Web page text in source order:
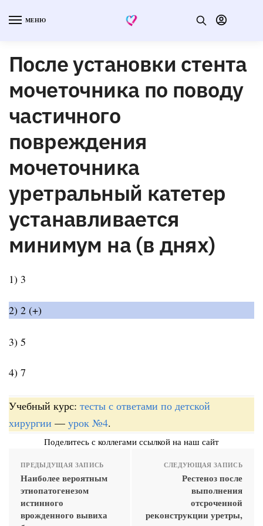
МЕНЮ
После установки стента
мочеточника по поводу
частичного
повреждения
мочеточника
уретральный катетер
устанавливается
минимум на (в днях)
1) 3
2) 2 (+)
3) 5
4) 7
Учебный курс: тесты с ответами по детской
хирургии — урок №4.
Поделитесь с коллегами ссылкой на наш сайт
ПРЕДЫДУЩАЯ ЗАПИСЬ
Наиболее вероятным
этиопатогенезом
истинного
врожденного вывиха
СЛЕДУЮЩАЯ ЗАПИСЬ
Рестеноз после
выполнения
отсроченной
реконструкции уретры,